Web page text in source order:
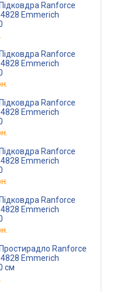
Ranforce
Emmerich
Ranforce
Emmerich
Ranforce
Emmerich
Ranforce
Emmerich
Ranforce
Emmerich
Ranforce
Emmerich
см